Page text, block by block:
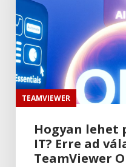
TEAMVIEWER
Hogyan lehet
IT? Erre ad
TeamViewer